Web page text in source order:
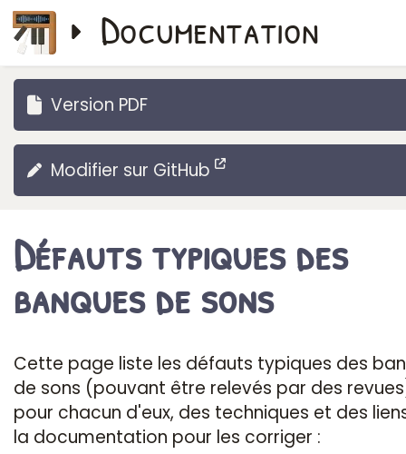
Documentation
Version PDF
Modifier sur GitHub
Défauts typiques des
banques de sons
Cette page liste les défauts typiques des
de sons (pouvant être relevés par des
pour chacun d'eux, des techniques et des
la documentation pour les corriger :